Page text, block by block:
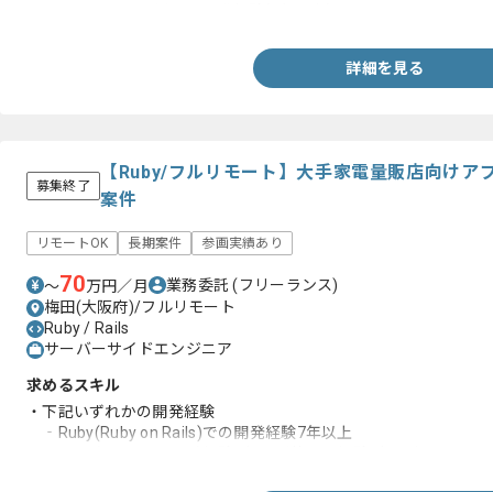
詳細を見る
募集終了
【Ruby/フルリモート】大手家電量販店向けア
案件
リモートOK 長期案件 参画実績あり
〜70万円／月 業務委託(フリーランス)
梅田(大阪府)/フルリモート
Ruby / Rails
サーバーサイドエンジニア
求めるスキル
・下記いずれかの開発経験
‐Ruby(Ruby on Rails)での開発経験7年以上